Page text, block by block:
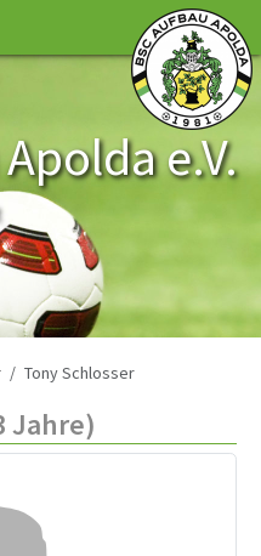
e.V.
Tony Schlosser
Jahre)